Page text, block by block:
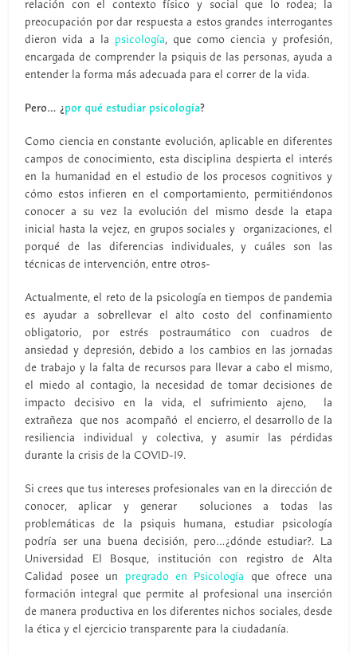
relación con el contexto físico y social que lo rodea; la
preocupación por dar respuesta a estos grandes interrogantes
dieron vida a la psicología, que como ciencia y profesión,
encargada de comprender la psiquis de las personas, ayuda a
entender la forma más adecuada para el correr de la vida.
Pero… ¿por qué estudiar psicología?
Como ciencia en constante evolución, aplicable en diferentes
campos de conocimiento, esta disciplina despierta el interés
en la humanidad en el estudio de los procesos cognitivos y
cómo estos infieren en el comportamiento, permitiéndonos
conocer a su vez la evolución del mismo desde la etapa
inicial hasta la vejez, en grupos sociales y organizaciones, el
porqué de las diferencias individuales, y cuáles son las
técnicas de intervención, entre otros-
Actualmente, el reto de la psicología en tiempos de pandemia
es ayudar a sobrellevar el alto costo del confinamiento
obligatorio, por estrés postraumático con cuadros de
ansiedad y depresión, debido a los cambios en las jornadas
de trabajo y la falta de recursos para llevar a cabo el mismo,
el miedo al contagio, la necesidad de tomar decisiones de
impacto decisivo en la vida, el sufrimiento ajeno, la
extrañeza que nos acompañó el encierro, el desarrollo de la
resiliencia individual y colectiva, y asumir las pérdidas
durante la crisis de la COVID-19.
Si crees que tus intereses profesionales van en la dirección de
conocer, aplicar y generar soluciones a todas las
problemáticas de la psiquis humana, estudiar psicología
podría ser una buena decisión, pero…¿dónde estudiar?. La
Universidad El Bosque, institución con registro de Alta
Calidad posee un pregrado en Psicología que ofrece una
formación integral que permite al profesional una inserción
de manera productiva en los diferentes nichos sociales, desde
la ética y el ejercicio transparente para la ciudadanía.